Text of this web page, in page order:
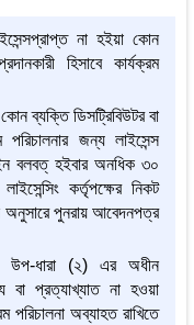
না হইয়া কোন
হিসাবে কার্যক্রম
ব্যক্তি ডিসট্রিবিউটর বা
পরিচালনার জন্য লাইসেন্স
বলবত্ হইবার অনধিক ৩০
কর্তৃপক্ষের নিকট
অনুসারে পুনরায় আবেদনপত্র
উপ-ধারা (২) এর অধীন
প্রত্যাখ্যাত না হওয়া
পরিচালনা অব্যাহত রাখিতে